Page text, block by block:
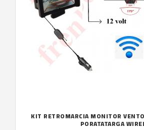
KIT RETROMARCIA MONITOR
PORATATARGA